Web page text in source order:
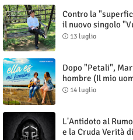
Contro la
il nuovo singolo
13 luglio
Dopo "Petali",
hombre (Il mio
14 luglio
L'Antidoto al
e la Cruda Verità